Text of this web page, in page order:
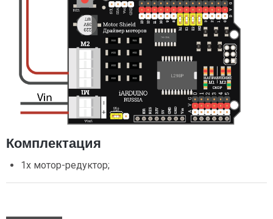
Комплектация
1х мотор-редуктор;